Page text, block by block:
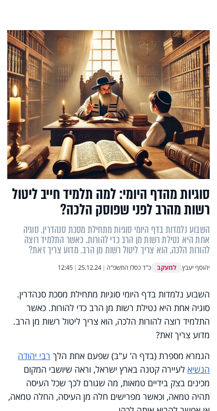
סוגיות מהדף היומי: למה תלמיד חייב ליטול
רשות מהרב לפני שפוסק הלכה?
השבוע נלמדות בדף היומי סוגיות מתחילת מסכת סנהדרין. סוגיה
אחת היא נטילת רשות מן הרב כדי להורות. כאשר התלמיד רוצה
להורות הלכה, הוא צריך ליטול רשות מן הרב. מדוע צריך זאת?
יהוסף יעבץ למעקב כ"ד כסלו התשפ"ה |
25.12.24
|
12:45
השבוע נלמדות בדף היומי סוגיות מתחילת מסכת סנהדרין.
סוגיה אחת היא נטילת רשות מן הרב כדי להורות. כאשר
התלמיד רוצה להורות הלכה, הוא צריך ליטול רשות מן הרב.
מדוע צריך זאת?
הגמרא מספרת (בדף ה' ע"ב) שפעם אחת הלך רבי יהודה
הנשיא לעיירה קטנה בארץ ישראל, וראה שיושבי המקום
מכינים בצק בידיים טמאות, מה שגורם לכך שכל העיסה
תהיה טמאה, וכאשר מפרישים חלה מן העיסה, החלה טמאה,